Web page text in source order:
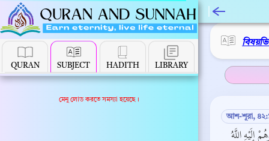
QURAN SUBJECT HADITH LIBRARY
মেনু লোড করতে সমস্যা হয়েছে।
আশ-শূরা,
إِلَيْهِ اللَّهُ